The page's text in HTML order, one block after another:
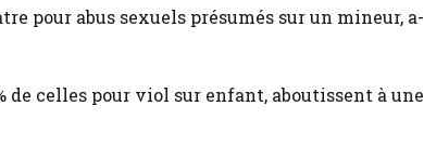
pour abus sexuels présumés sur un mineur, a-
de celles pour viol sur enfant, aboutissent à une